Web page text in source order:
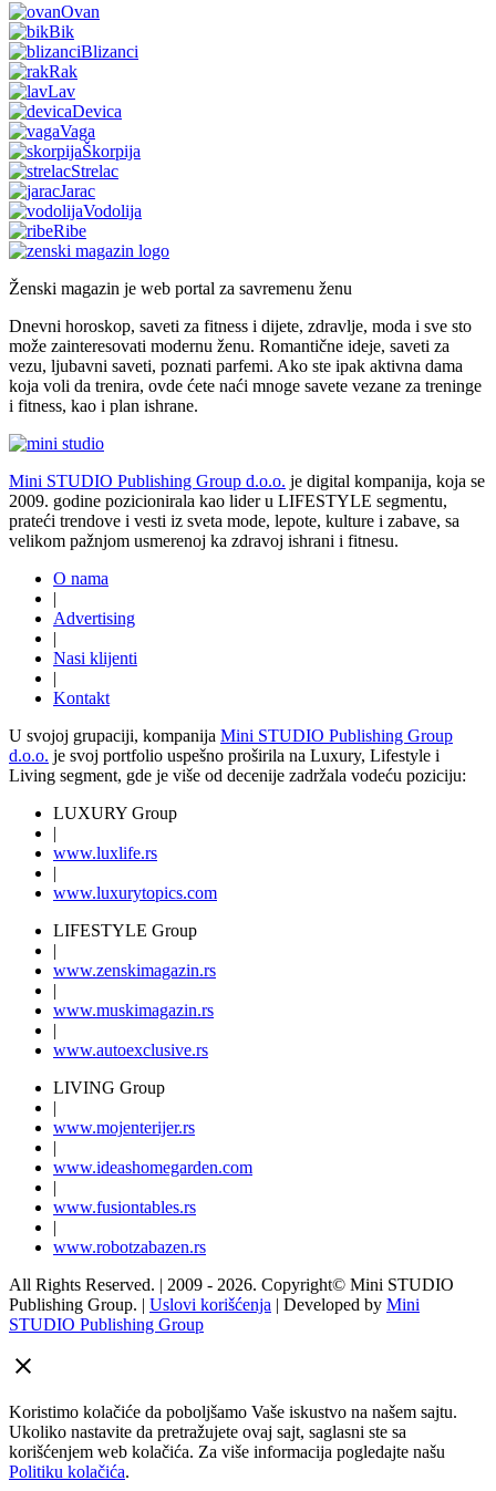
Ovan
Bik
Blizanci
Rak
Lav
Devica
Vaga
Škorpija
Strelac
Jarac
Vodolija
Ribe
Ženski magazin je web portal za savremenu ženu
Dnevni horoskop, saveti za fitness i dijete, zdravlje, moda i sve sto
može zainteresovati modernu ženu. Romantične ideje, saveti za
vezu, ljubavni saveti, poznati parfemi. Ako ste ipak aktivna dama
koja voli da trenira, ovde ćete naći mnoge savete vezane za treninge
i fitness, kao i plan ishrane.
Mini STUDIO Publishing Group d.o.o. je digital kompanija, koja se
2009. godine pozicionirala kao lider u LIFESTYLE segmentu,
prateći trendove i vesti iz sveta mode, lepote, kulture i zabave, sa
velikom pažnjom usmerenoj ka zdravoj ishrani i fitnesu.
O nama
|
Advertising
|
Nasi klijenti
|
Kontakt
U svojoj grupaciji, kompanija Mini STUDIO Publishing Group
d.o.o. je svoj portfolio uspešno proširila na Luxury, Lifestyle i
Living segment, gde je više od decenije zadržala vodeću poziciju:
LUXURY Group
|
www.luxlife.rs
|
www.luxurytopics.com
LIFESTYLE Group
|
www.zenskimagazin.rs
|
www.muskimagazin.rs
|
www.autoexclusive.rs
LIVING Group
|
www.mojenterijer.rs
|
www.ideashomegarden.com
|
www.fusiontables.rs
|
www.robotzabazen.rs
All Rights Reserved. | 2009 - 2026. Copyright© Mini STUDIO
Publishing Group. | Uslovi korišćenja | Developed by Mini
STUDIO Publishing Group
Koristimo kolačiće da poboljšamo Vaše iskustvo na našem sajtu.
Ukoliko nastavite da pretražujete ovaj sajt, saglasni ste sa
korišćenjem web kolačića. Za više informacija pogledajte našu
Politiku kolačića.